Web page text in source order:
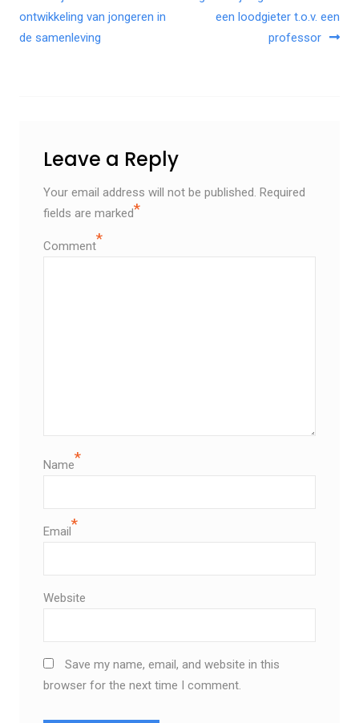
ontwikkeling van jongeren in
de samenleving
een loodgieter t.o.v. een
professor
Leave a Reply
Your email address will not be published. Required
fields are marked*
Comment*
Name*
Email *
Website
Save my name, email, and website in this
browser for the next time I comment.